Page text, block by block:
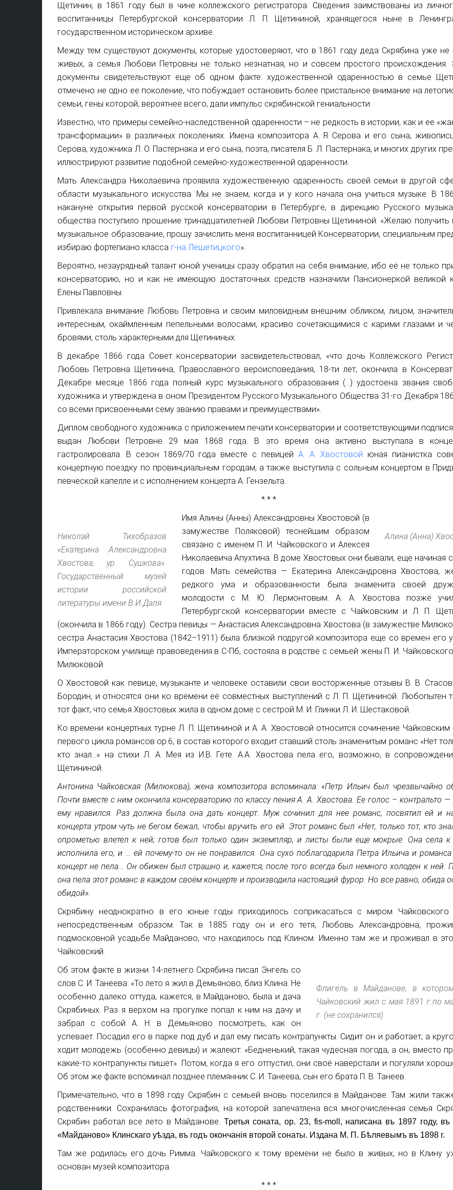
Щетинин, в 1861 году был в чине коллежского регистратора. Сведения заимствованы из
воспитанницы Петербургской консерватории Л. П. Щетининой, хранящегося ныне в
государственном историческом архиве.
Между тем существуют документы, которые удостоверяют, что в 1861 году деда Скрябина уже
живых, а семья Любови Петровны не только незнатная, но и совсем простого происхождения.
документы свидетельствуют еще об одном факте: художественной одаренностью в семье
отмечено не одно ее поколение, что побуждает остановить более пристальное внимание на
семьи, гены которой, вероятнее всего, дали импульс скрябинской гениальности.
Известно, что примеры семейно-наследственной одаренности – не редкость в истории, как и ее
трансформации» в различных поколениях. Имена композитора А. R Серова и его сына,
Серова, художника Л. О. Пастернака и его сына, поэта, писателя Б. Л. Пастернака, и многих других
иллюстрируют развитие подобной семейно-художественной одаренности.
Мать Александра Николаевича проявила художественную одаренность своей семьи в другой
области музыкального искусства. Мы не знаем, когда и у кого начала она учиться музыке. В
накануне открытия первой русской консерватории в Петербурге, в дирекцию Русского
общества поступило прошение тринадцатилетней Любови Петровны Щетининой: «Желаю получить
музыкальное образование, прошу зачислить меня воспитанницей Консерватории, специальным
избираю фортепиано класса г-на Лешетицкого».
Вероятно, незаурядный талант юной ученицы сразу обратил на себя внимание, ибо её не только
консерваторию, но и как не имеющую достаточных средств назначили Пансионеркой великой
Елены Павловны.
Привлекала внимание Любовь Петровна и своим миловидным внешним обликом, лицом,
интересным, окаймленным пепельными волосами, красиво сочетающимися с карими глазами и
бровями, столь характерными для Щетининых.
В декабре 1866 года Совет консерватории засвидетельствовал, «что дочь Коллежского
Любовь Петровна Щетинина, Православного вероисповедания, 18-ти лет, окончила в
Декабре месяце 1866 года полный курс музыкального образования (…) удостоена звания
художника и утверждена в оном Президентом Русского Музыкального Общества 31-го Декабря
со всеми присвоенными сему званию правами и преимуществами».
Диплом свободного художника с приложением печати консерватории и соответствующими
выдан Любови Петровне 29 мая 1868 года. В это время она активно выступала в
гастролировала. В сезон 1869/70 года вместе с певицей А. А. Хвостовой юная пианистка
концертную поездку по провинциальным городам, а также выступила с сольным концертом в
певческой капелле и с исполнением концерта А. Гензельта.
* * *
Николай Тихобразов
«Екатерина Александровна
Хвостова, ур. Сушкова».
Государственный музей
истории российской
литературы имени В.И.Даля
Алина (Анна)
Имя Алины (Анны) Александровны Хвостовой (в
замужестве Поляковой) теснейшим образом
связано с именем П. И. Чайковского и Алексея
Николаевича Апухтина. В доме Хвостовых они бывали, еще начиная
годов. Мать семейства — Екатерина Александровна Хвостова,
редкого ума и образованности была знаменита своей
молодости с М. Ю. Лермонтовым. А. А. Хвостова позже
Петербургской консерватории вместе с Чайковским и Л. П.
(окончила в 1866 году). Сестра певицы — Анастасия Александровна Хвостова (в замужестве
сестра Анастасия Хвостова (1842–1911) была близкой подругой композитора еще со времен его
Императорском училище правоведения в С-Пб, состояла в родстве с семьей жены П. И.
Милюковой.
О Хвостовой как певице, музыканте и человеке оставили свои восторженные отзывы В. В.
Бородин, и относятся они ко времени её совместных выступлений с Л. П. Щетининой. Любопытен
тот факт, что семья Хвостовых жила в одном доме с сестрой М. И. Глинки Л. И. Шестаковой.
Ко времени концертных турне Л. П. Щетининой и А. А. Хвостовой относится сочинение Чайковским
первого цикла романсов ор.6, в состав которого входит ставший столь знаменитым романс «Нет
кто знал…» на стихи Л. А. Мея из И.В. Гете. А.А. Хвостова пела его, возможно, в
Щетининой.
Антонина Чайковская (Милюкова), жена композитора вспоминала: «Петр Ильич был чрезвычайно
Почти вместе с ним окончила консерваторию по классу пения А. А. Хвостова. Ее голос – контральто —
ему нравился. Раз должна была она дать концерт. Муж сочинил для нее романс, посвятил ей и
концерта утром чуть не бегом бежал, чтобы вручить его ей. Этот романс был «Нет, только тот, кто
опрометью влетел к ней; готов был только один экземпляр, и листы были еще мокрые. Она села
исполнила его, и … ей почему-то он не понравился. Она сухо поблагодарила Петра Ильича и
концерт не пела… Он обижен был страшно и, кажется, после того всегда был немного холоден к ней.
она пела этот романс в каждом своём концерте и производила настоящий фурор. Но все равно, обида
обидой».
Скрябину неоднократно в его юные годы приходилось соприкасаться с миром
непосредственным образом. Так в 1885 году он и его тетя, Любовь Александровна,
подмосковной усадьбе Майданово, что находилось под Клином. Именно там же и проживал в
Чайковский.
Флигель в Майданове, в
Чайковский жил с мая 1891 г.по
г. (не сохранился)
Об этом факте в жизни 14-летнего Скрябина писал Энгель со
слов С. И. Танеева: «То лето я жил в Демьяново, близ Клина. Не
особенно далеко оттуда, кажется, в Майданово, была и дача
Скрябиных. Раз я верхом на прогулке попал к ним на дачу и
забрал с собой А. Н. в Демьяново посмотреть, как он
успевает. Посадил его в парке под дуб и дал ему писать контрапункты. Сидит он и работает, а
ходит молодежь (особенно девицы) и жалеют: «Бедненький, такая чудесная погода, а он, вместо
какие-то контрапункты пишет». Потом, когда я его отпустил, они своё наверстали и погуляли
Об этом же факте вспоминал позднее племянник С. И. Танеева, сын его брата П. В. Танеев.
Примечательно, что в 1898 году Скрябин с семьей вновь поселился в Майданове. Там жили
родственники. Сохранилась фотография, на которой запечатлена вся многочисленная семья
Скрябин работал все лето в Майданове. Третья соната, ор. 23, fis-moll, написана въ 1897 году, въ
«Майданово» Клинскаго уѣзда, въ годъ окон­чанія второй сонаты. Издана М. П. Бѣляевымъ въ 1898 г.
Там же родилась его дочь Римма. Чайковского к тому времени не было в живых, но в Клину
основан музей композитора.
* * *